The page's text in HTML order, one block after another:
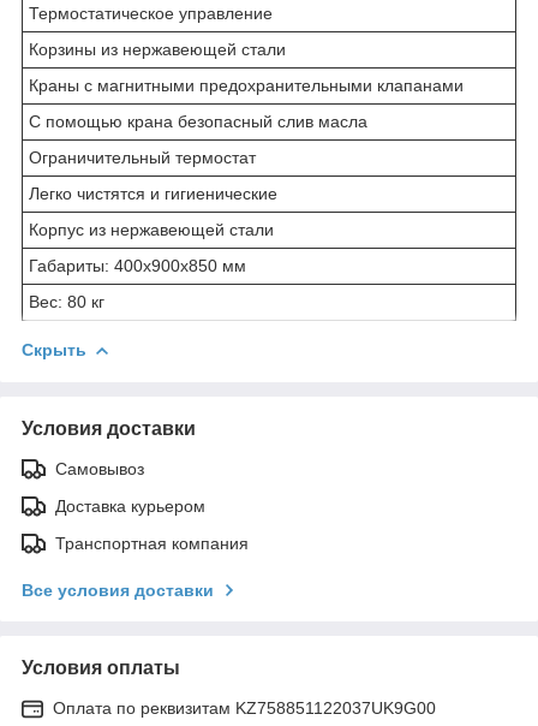
Термостатическое управление
Корзины из нержавеющей стали
Краны с магнитными предохранительными клапанами
С помощью крана безопасный слив масла
Ограничительный термостат
Легко чистятся и гигиенические
Корпус из нержавеющей стали
Габариты: 400x900x850 мм
Вес: 80 кг
Скрыть
Условия доставки
Самовывоз
Доставка курьером
Транспортная компания
Все условия доставки
Условия оплаты
Оплата по реквизитам KZ758851122037UK9G00